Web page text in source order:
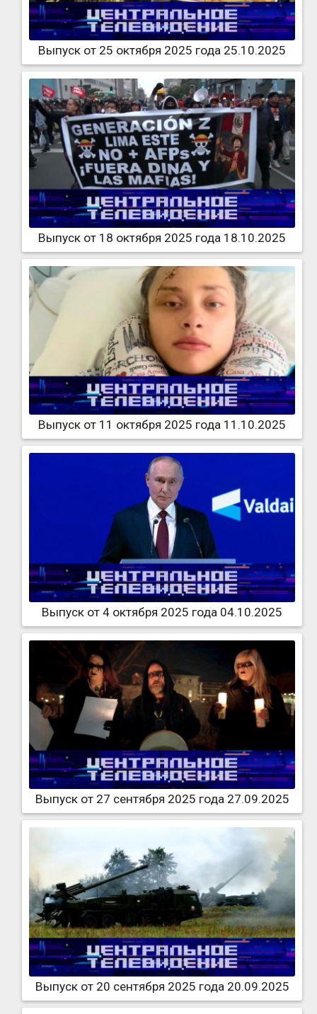
Выпуск от 25 октября 2025 года 25.10.2025
Выпуск от 18 октября 2025 года 18.10.2025
Выпуск от 11 октября 2025 года 11.10.2025
Выпуск от 4 октября 2025 года 04.10.2025
Выпуск от 27 сентября 2025 года 27.09.2025
Выпуск от 20 сентября 2025 года 20.09.2025